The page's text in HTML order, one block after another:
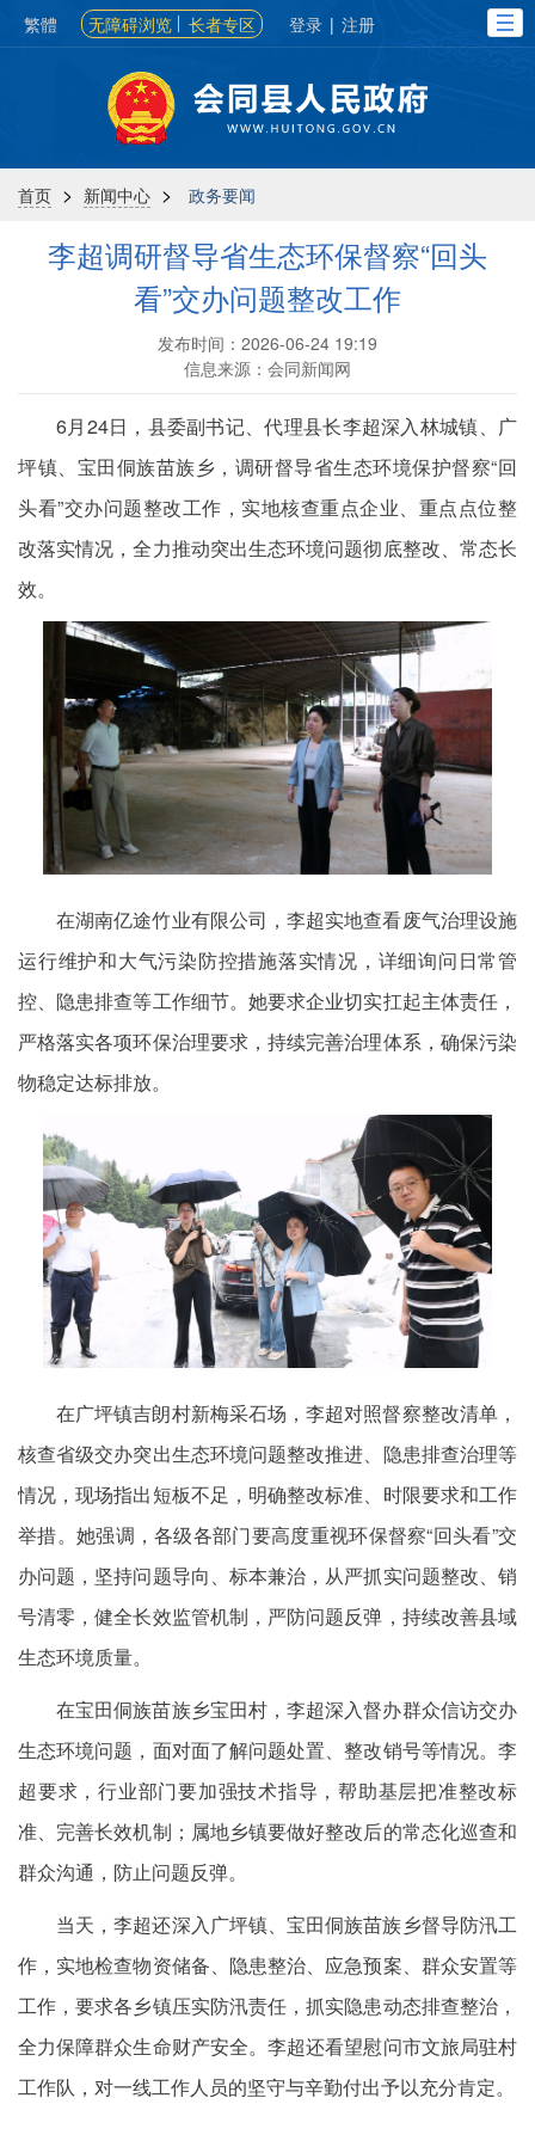
繁體 无障碍浏览 长者专区 登录 | 注册
首页 > 新闻中心 > 政务要闻
李超调研督导省生态环保督察“回头
看”交办问题整改工作
发布时间：2026-06-24 19:19
信息来源：会同新闻网
6月24日，县委副书记、代理县长李超深入林城镇、广
坪镇、宝田侗族苗族乡，调研督导省生态环境保护督察“回
头看”交办问题整改工作，实地核查重点企业、重点点位整
改落实情况，全力推动突出生态环境问题彻底整改、常态长
效。
在湖南亿途竹业有限公司，李超实地查看废气治理设施
运行维护和大气污染防控措施落实情况，详细询问日常管
控、隐患排查等工作细节。她要求企业切实扛起主体责任，
严格落实各项环保治理要求，持续完善治理体系，确保污染
物稳定达标排放。
在广坪镇吉朗村新梅采石场，李超对照督察整改清单，
核查省级交办突出生态环境问题整改推进、隐患排查治理等
情况，现场指出短板不足，明确整改标准、时限要求和工作
举措。她强调，各级各部门要高度重视环保督察“回头看”交
办问题，坚持问题导向、标本兼治，从严抓实问题整改、销
号清零，健全长效监管机制，严防问题反弹，持续改善县域
生态环境质量。
在宝田侗族苗族乡宝田村，李超深入督办群众信访交办
生态环境问题，面对面了解问题处置、整改销号等情况。李
超要求，行业部门要加强技术指导，帮助基层把准整改标
准、完善长效机制；属地乡镇要做好整改后的常态化巡查和
群众沟通，防止问题反弹。
当天，李超还深入广坪镇、宝田侗族苗族乡督导防汛工
作，实地检查物资储备、隐患整治、应急预案、群众安置等
工作，要求各乡镇压实防汛责任，抓实隐患动态排查整治，
全力保障群众生命财产安全。李超还看望慰问市文旅局驻村
工作队，对一线工作人员的坚守与辛勤付出予以充分肯定。